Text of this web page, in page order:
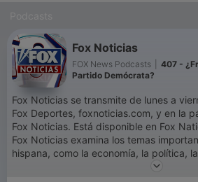
Fox Noticias
FOX News Podcasts
407 -
Partido Demócrata?
Fox Noticias se transmite de lunes a
Fox Deportes, foxnoticias.com, y en la
Fox Noticias. Está disponible en Fox
Fox Noticias examina los temas
hispana, como la economía, la política,